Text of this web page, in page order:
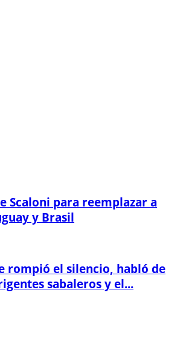
Scaloni para reemplazar a
y Brasil
rompió el silencio, habló de
sabaleros y el...